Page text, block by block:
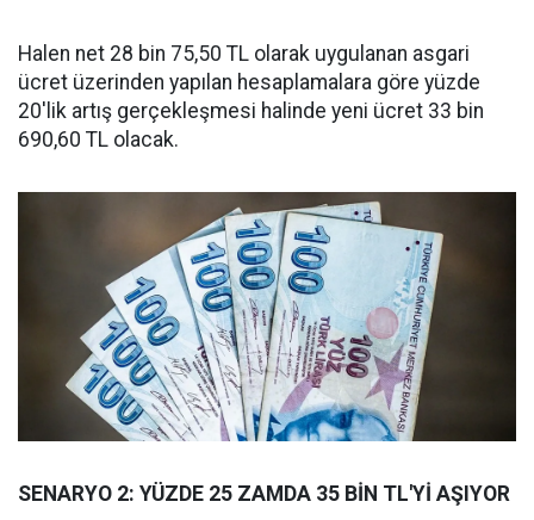
Halen net 28 bin 75,50 TL olarak uygulanan asgari
ücret üzerinden yapılan hesaplamalara göre yüzde
20'lik artış gerçekleşmesi halinde yeni ücret 33 bin
690,60 TL olacak.
SENARYO 2: YÜZDE 25 ZAMDA 35 BİN TL'Yİ AŞIYOR